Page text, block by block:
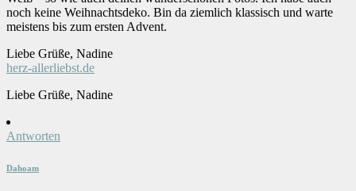
noch keine Weihnachtsdeko. Bin da ziemlich klassisch und warte
meistens bis zum ersten Advent.
Liebe Grüße, Nadine
herz-allerliebst.de
Liebe Grüße, Nadine
Antworten
Dahoam